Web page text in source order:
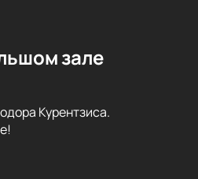
зале
Курентзиса.